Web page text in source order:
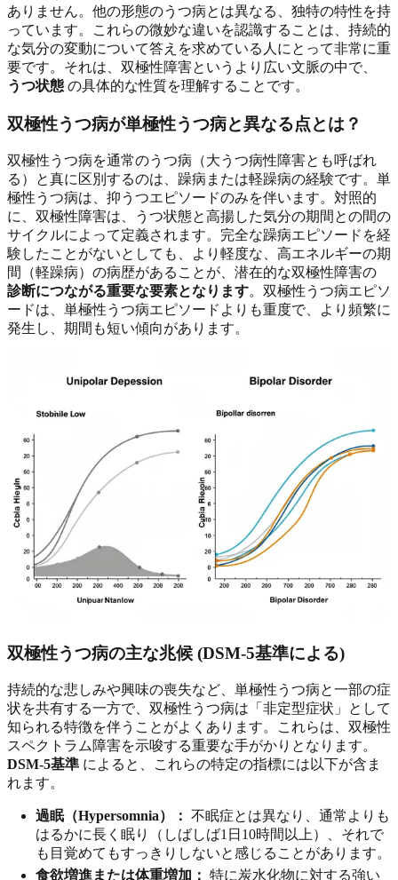
ありません。他の形態のうつ病とは異なる、独特の特性を持
っています。これらの微妙な違いを認識することは、持続的
な気分の変動について答えを求めている人にとって非常に重
要です。それは、双極性障害というより広い文脈の中で、
うつ状態 の具体的な性質を理解することです。
双極性うつ病が単極性うつ病と異なる点とは？
双極性うつ病を通常のうつ病（大うつ病性障害とも呼ばれ
る）と真に区別するのは、躁病または軽躁病の経験です。単
極性うつ病は、抑うつエピソードのみを伴います。対照的
に、双極性障害は、うつ状態と高揚した気分の期間との間の
サイクルによって定義されます。完全な躁病エピソードを経
験したことがないとしても、より軽度な、高エネルギーの期
間（軽躁病）の病歴があることが、潜在的な双極性障害の
診断につながる重要な要素となります。双極性うつ病エピソ
ードは、単極性うつ病エピソードよりも重度で、より頻繁に
発生し、期間も短い傾向があります。
双極性うつ病の主な兆候 (DSM-5基準による)
持続的な悲しみや興味の喪失など、単極性うつ病と一部の症
状を共有する一方で、双極性うつ病は「非定型症状」として
知られる特徴を伴うことがよくあります。これらは、双極性
スペクトラム障害を示唆する重要な手がかりとなります。
DSM-5基準 によると、これらの特定の指標には以下が含ま
れます。
過眠（Hypersomnia）： 不眠症とは異なり、通常よりも
はるかに長く眠り（しばしば1日10時間以上）、それで
も目覚めてもすっきりしないと感じることがあります。
食欲増進または体重増加： 特に炭水化物に対する強い